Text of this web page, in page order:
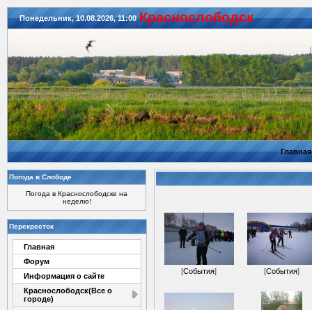
Понедельник, 10.08.2026, 11:00 Красноcлободск
Главная
Погода в Слободе
Погода в Краснослободске на
неделю!
Перекресток
Главная
Форум
Информация о сайте
Краснослободск(Все о
городе)
[События] [События]